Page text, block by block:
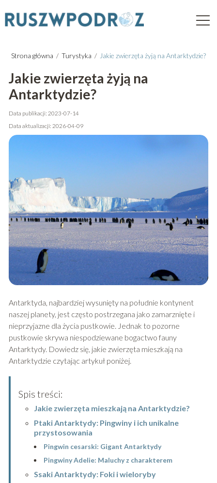
Strona główna / Turystyka / Jakie zwierzęta żyją na Antarktydzie?
Jakie zwierzęta żyją na
Antarktydzie?
Data publikacji: 2023-07-14
Data aktualizacji: 2026-04-09
Antarktyda, najbardziej wysunięty na południe kontynent
naszej planety, jest często postrzegana jako zamarznięte i
nieprzyjazne dla życia pustkowie. Jednak to pozorne
pustkowie skrywa niespodziewane bogactwo fauny
Antarktydy. Dowiedz się, jakie zwierzęta mieszkają na
Antarktydzie czytając artykuł poniżej.
Spis treści:
Jakie zwierzęta mieszkają na Antarktydzie?
Ptaki Antarktydy: Pingwiny i ich unikalne
przystosowania
Pingwin cesarski: Gigant Antarktydy
Pingwiny Adelie: Maluchy z charakterem
Ssaki Antarktydy: Foki i wieloryby